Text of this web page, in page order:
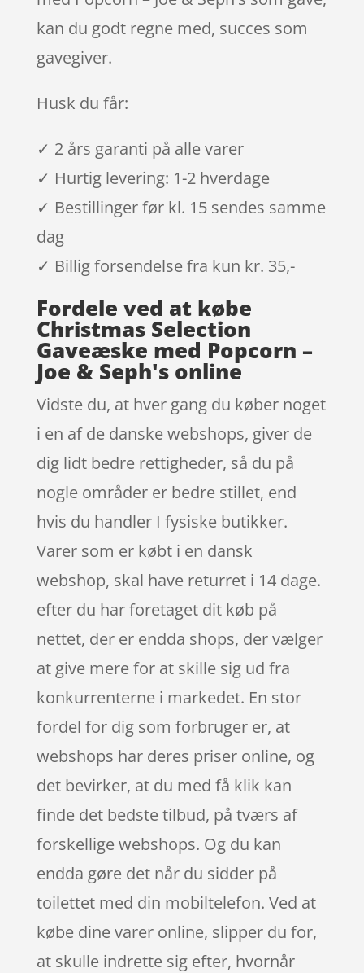
kan du godt regne med, succes som
gavegiver.
Husk du får:
✓ 2 års garanti på alle varer
✓ Hurtig levering: 1-2 hverdage
✓ Bestillinger før kl. 15 sendes samme
dag
✓ Billig forsendelse fra kun kr. 35,-
Fordele ved at købe
Christmas Selection
Gaveæske med Popcorn –
Joe & Seph's online
Vidste du, at hver gang du køber noget
i en af de danske webshops, giver de
dig lidt bedre rettigheder, så du på
nogle områder er bedre stillet, end
hvis du handler I fysiske butikker.
Varer som er købt i en dansk
webshop, skal have returret i 14 dage.
efter du har foretaget dit køb på
nettet, der er endda shops, der vælger
at give mere for at skille sig ud fra
konkurrenterne i markedet. En stor
fordel for dig som forbruger er, at
webshops har deres priser online, og
det bevirker, at du med få klik kan
finde det bedste tilbud, på tværs af
forskellige webshops. Og du kan
endda gøre det når du sidder på
toilettet med din mobiltelefon. Ved at
købe dine varer online, slipper du for,
at skulle indrette sig efter, hvornår